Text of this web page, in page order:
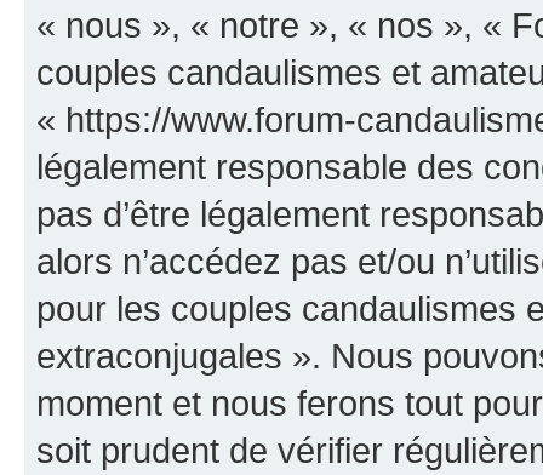
« nous », « notre », « nos », «
couples candaulismes et
« https://www.forum-
légalement responsable des
pas d’être légalement
alors n’accédez pas et/ou
pour les couples candaulismes
extraconjugales ». Nous
moment et nous ferons tout
soit prudent de vérifier